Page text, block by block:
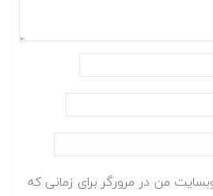
من در مرورگر برای زمانی که